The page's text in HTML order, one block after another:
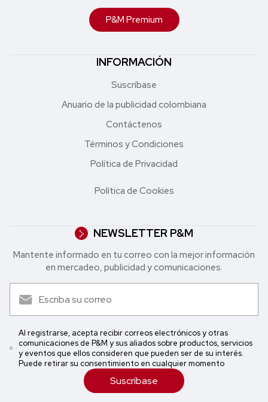
P&M Premium
INFORMACIÓN
Suscríbase
Anuario de la publicidad colombiana
Contáctenos
Términos y Condiciones
Política de Privacidad
Política de Cookies
NEWSLETTER P&M
Mantente informado en tu correo con la mejor in formación
en mercadeo, publicidad y comunicaciones.
Al registrarse, acepta recibir correos electrónicos y otras
comunicaciones de P&M y sus aliados sobre productos, servicios
y eventos que ellos consideren que pueden ser de su interés.
Puede retirar su consentimiento en cualquier momento
Suscríbase